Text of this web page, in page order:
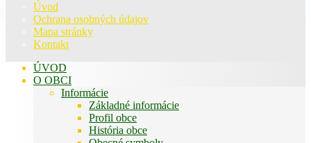
Úvod
Ochrana osobných údajov
Mapa stránky
Kontakt
ÚVOD
O OBCI
Informácie
Základné informácie
Profil obce
História obce